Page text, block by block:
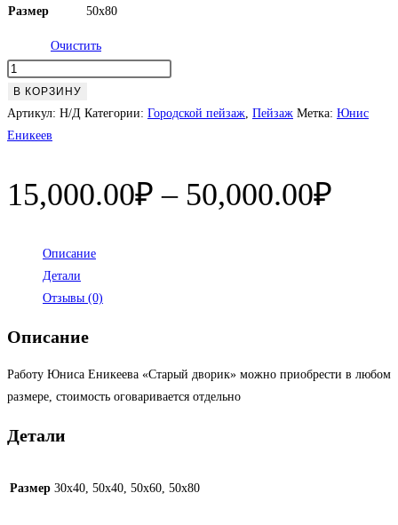
Размер 50х80
Очистить
Количество
товара
Старый
дворик
В КОРЗИНУ
Артикул: Н/Д Категории: Городской пейзаж Пейзаж Метка: Юнис
Еникеев
15,000.00₽ – 50,000.00₽
Описание
Детали
Отзывы (0)
Описание
Работу Юниса Еникеева «Старый дворик» можно приобрести в любом
размере, стоимость оговаривается отдельно
Детали
Размер 30х40, 50х40, 50х60, 50х80